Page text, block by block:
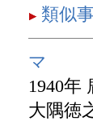
類似
マ
1940年
大隅徳